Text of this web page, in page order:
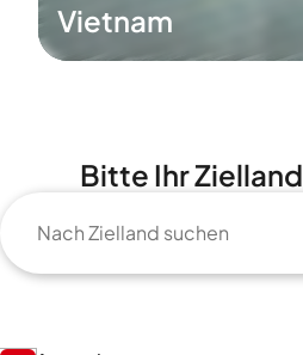
Vietnam
Bitte Ihr